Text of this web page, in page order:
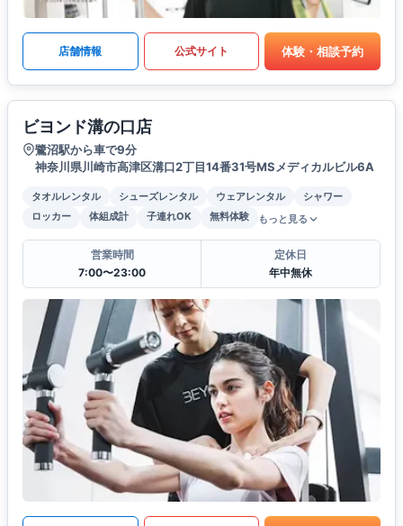
店舗情報 公式サイト 体験・相談予約
ビヨンド溝の口店
鷺沼駅から車で9分
神奈川県川崎市高津区溝口2丁目14番31号MSメディカルビル6A
タオルレンタル シューズレンタル ウェアレンタル
シャワー
ロッカー
体組成計 子連れOK 無料体験 もっと見る
営業時間
7:00〜23:00
定休日
年中無休